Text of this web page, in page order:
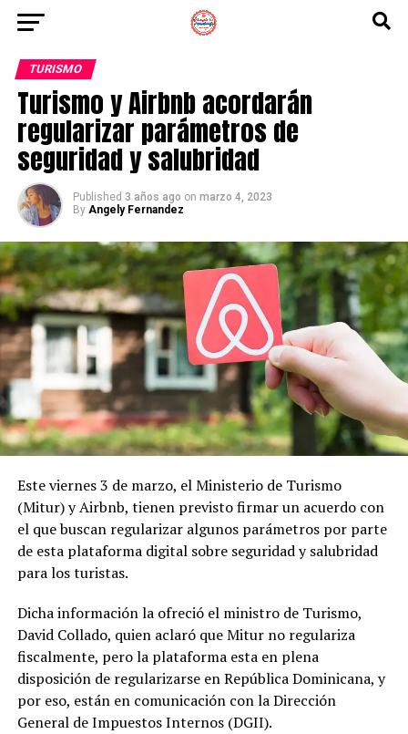
TURISMO
Turismo y Airbnb acordarán
regularizar parámetros de
seguridad y salubridad
Published 3 años ago on marzo 4, 2023
By Angely Fernandez
Este viernes 3 de marzo, el Ministerio de Turismo
(Mitur) y Airbnb, tienen previsto firmar un acuerdo con
el que buscan regularizar algunos parámetros por parte
de esta plataforma digital sobre seguridad y salubridad
para los turistas.
Dicha información la ofreció el ministro de Turismo,
David Collado, quien aclaró que Mitur no regulariza
fiscalmente, pero la plataforma esta en plena
disposición de regularizarse en República Dominicana, y
por eso, están en comunicación con la Dirección
General de Impuestos Internos (DGII).